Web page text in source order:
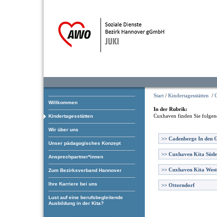
Willkommen
Kindertagesstätten
Wir über uns
Unser pädagogisches Konzept
Ansprechpartner*innen
Zum Bezirksverband Hannover
Ihre Karriere bei uns
Lust auf eine berufsbegleitende
Ausbildung in der Kita?
Start / Kindertagesstätten /
In der Rubrik:
Cuxhaven finden Sie
>> Cadenberge In den
>> Cuxhaven Kita
>> Cuxhaven Kita
>> Otterndorf